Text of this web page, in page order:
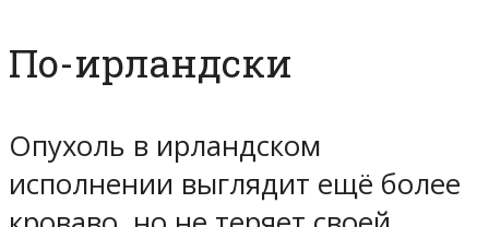
По-ирландски
Опухоль в ирландском
исполнении выглядит ещё более